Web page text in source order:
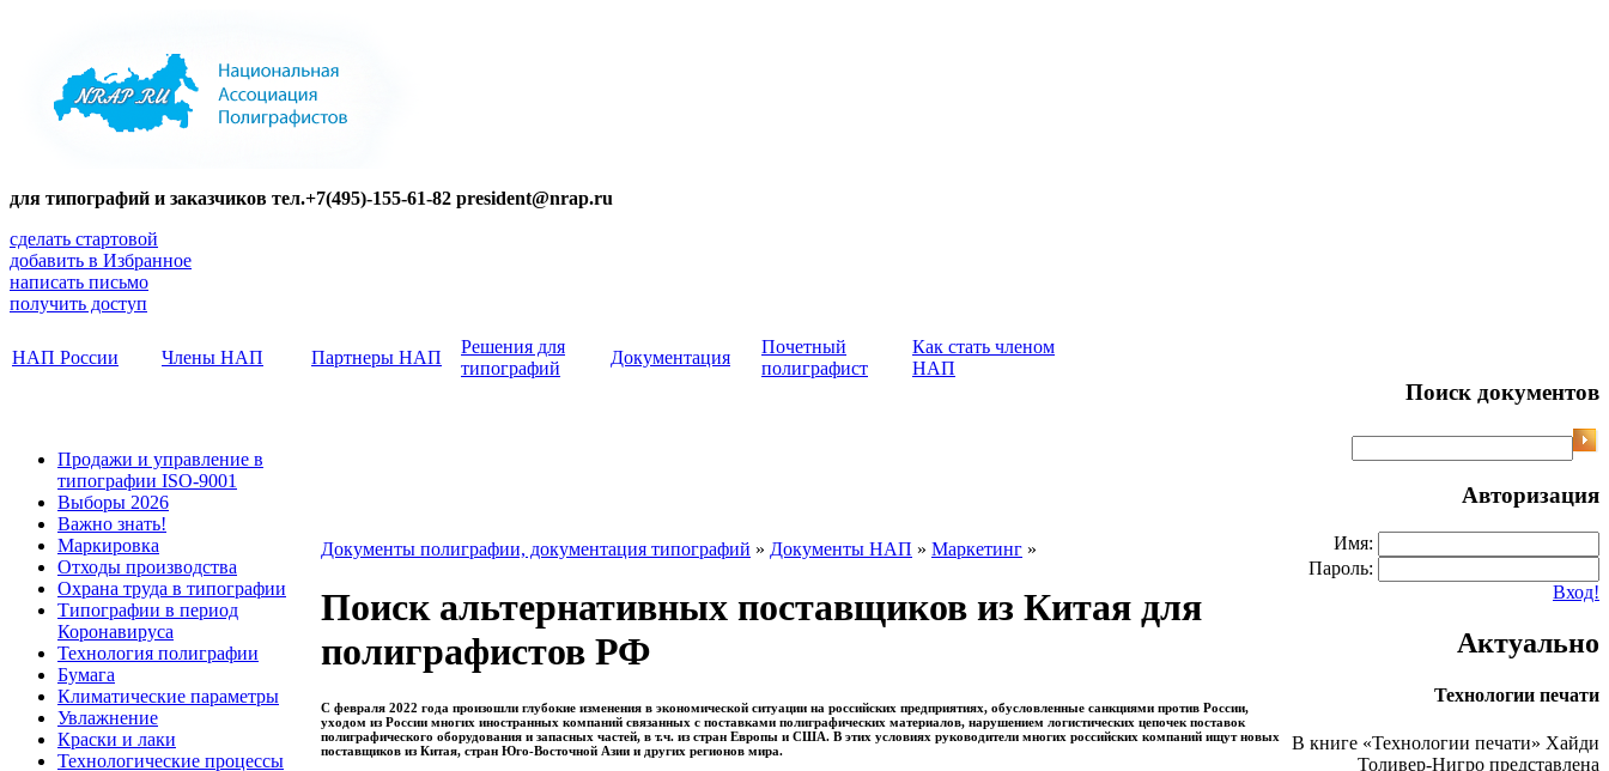
для типографий и заказчиков тел.+7(495)-155-61-82 president@nrap.ru
сделать стартовой
добавить в Избранное
написать письмо
получить доступ
НАП России Члены НАП Партнеры НАП
Решения для
типографий
Документация
Почетный
полиграфист
Как стать членом
НАП
Продажи и управление в
типографии ISO-9001
Выборы 2026
Важно знать!
Маркировка
Отходы производства
Охрана труда в типографии
Типографии в период
Коронавируса
Технология полиграфии
Бумага
Климатические параметры
Увлажнение
Краски и лаки
Технологические процессы
Документы полиграфии, документация типографий » Документы НАП » Маркетинг »
Поиск альтернативных поставщиков из Китая для
полиграфистов РФ
С февраля 2022 года произошли глубокие изменения в экономической ситуации на российских предприятиях, обусловленные санкциями против России,
уходом из России многих иностранных компаний связанных с поставками полиграфических материалов, нарушением логистических цепочек поставок
полиграфического оборудования и запасных частей, в т.ч. из стран Европы и США. В этих условиях руководители многих российских компаний ищут новых
поставщиков из Китая, стран Юго-Восточной Азии и других регионов мира.
Поиск документов
Авторизация
Имя:
Пароль:
Вход!
Актуально
Технологии печати
В книге «Технологии печати» Хайди
Толивер-Нигро представлена